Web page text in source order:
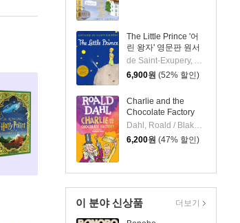
The Little Prince '어
린 왕자' 영문판 원서
6,900원 (52% 할인)
Charlie and the
Chocolate Factory
Dahl, Roald / Blake, Quentin
6,200원 (47% 할인)
이 분야 신상품 더보기